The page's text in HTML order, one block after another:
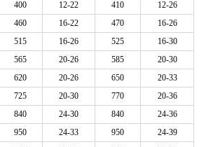
400 12-22 410
12-26
460 16-22 470
16-26
515 16-26 525
16-30
565 20-26 585
20-30
620 20-26 650
20-33
725 20-30 770
20-36
840 24-30 840
24-36
950 24-33 950
24-39